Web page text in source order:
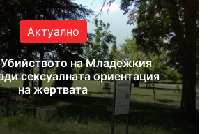
Актуално
на Младежкия
сексуалната ориентация
на жертвата